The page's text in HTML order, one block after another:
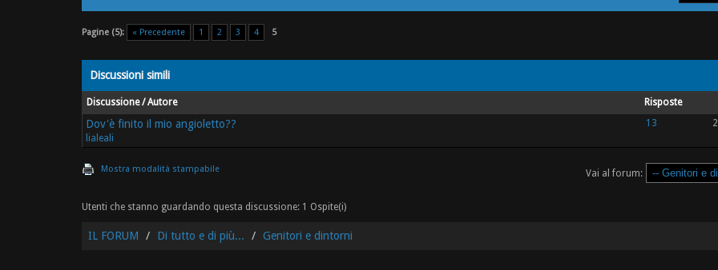
Pagine (5): « Precedente 1 2 3 4 5
Discussioni simili
Discussione / Autore Risposte
Dov'è finito il mio angioletto??
lialeali
13
Mostra modalità stampabile Vai al forum:
Utenti che stanno guardando questa discussione: 1 Ospite(i)
IL FORUM Di tutto e di più... Genitori e dintorni